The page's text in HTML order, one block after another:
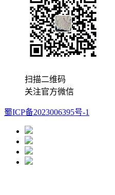
扫描二维码
关注官方微信
蜀ICP备2023006395号-1